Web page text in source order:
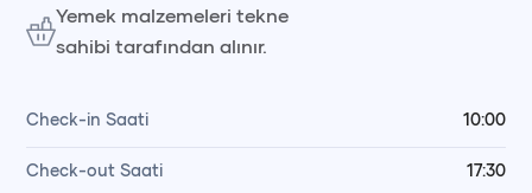
Yemek malzemeleri tekne
sahibi tarafından alınır.
Check-in Saati 10:00
Check-out Saati 17:30